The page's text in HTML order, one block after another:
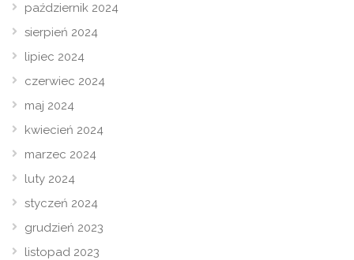
październik 2024
sierpień 2024
lipiec 2024
czerwiec 2024
maj 2024
kwiecień 2024
marzec 2024
luty 2024
styczeń 2024
grudzień 2023
listopad 2023